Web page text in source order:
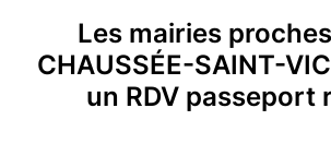
Les mairies
CHAUSSÉE-SAINT-
un RDV passeport